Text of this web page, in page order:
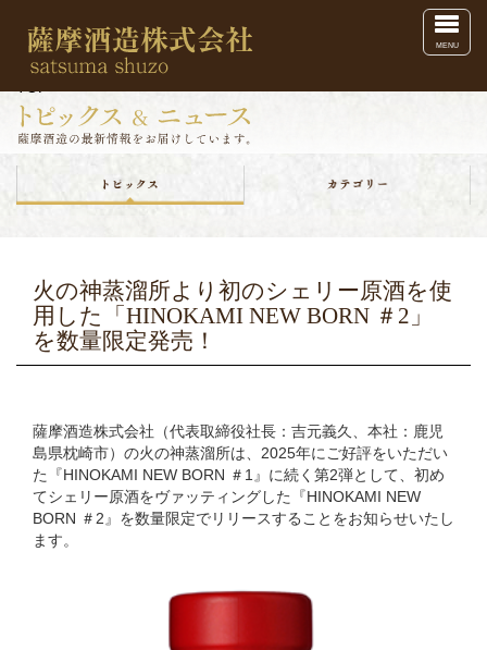
MENU
火の神蒸溜所より初のシェリー原酒を使
用した「HINOKAMI NEW BORN ＃2」
を数量限定発売！
薩摩酒造株式会社（代表取締役社長：吉元義久、本社：鹿児
島県枕崎市）の火の神蒸溜所は、2025年にご好評をいただい
た『HINOKAMI NEW BORN ＃1』に続く第2弾として、初め
てシェリー原酒をヴァッティングした『HINOKAMI NEW
BORN ＃2』を数量限定でリリースすることをお知らせいたし
ます。